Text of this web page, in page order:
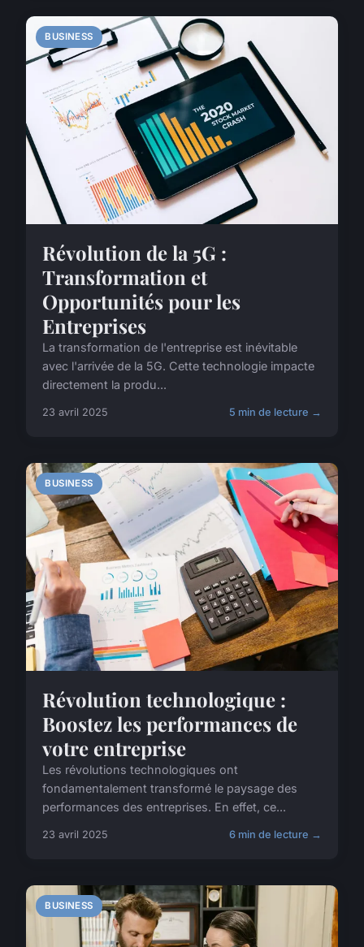
BUSINESS
Révolution de la 5G :
Transformation et
Opportunités pour les
Entreprises
La transformation de l'entreprise est inévitable
avec l'arrivée de la 5G. Cette technologie impacte
directement la produ...
23 avril 2025 5 min de lecture →
BUSINESS
Révolution technologique :
Boostez les performances de
votre entreprise
Les révolutions technologiques ont
fondamentalement transformé le paysage des
performances des entreprises. En effet, ce...
23 avril 2025 6 min de lecture →
BUSINESS